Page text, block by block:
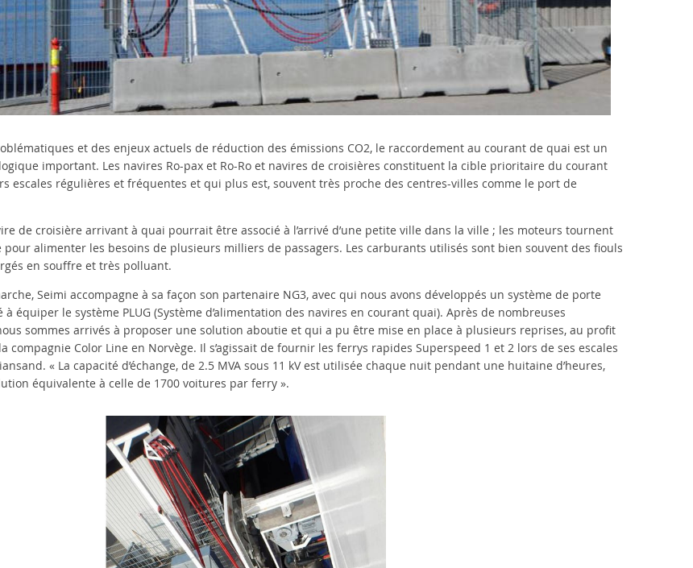
et des enjeux actuels de réduction des émissions CO2, le raccordement au courant de quai est un
important. Les navires Ro-pax et Ro-Ro et navires de croisières constituent la cible prioritaire du courant
escales régulières et fréquentes et qui plus est, souvent très proche des centres-villes comme le port de
de croisière arrivant à quai pourrait être associé à l’arrivé d’une petite ville dans la ville ; les moteurs tournent
pour alimenter les besoins de plusieurs milliers de passagers. Les carburants utilisés sont bien souvent des fiouls
en souffre et très polluant.
Seimi accompagne à sa façon son partenaire NG3, avec qui nous avons développés un système de porte
équiper le système PLUG (Système d’alimentation des navires en courant quai). Après de nombreuses
sommes arrivés à proposer une solution aboutie et qui a pu être mise en place à plusieurs reprises, au profit
compagnie Color Line en Norvège. Il s’agissait de fournir les ferrys rapides Superspeed 1 et 2 lors de ses escales
« La capacité d’échange, de 2.5 MVA sous 11 kV est utilisée chaque nuit pendant une huitaine d’heures,
équivalente à celle de 1700 voitures par ferry ».